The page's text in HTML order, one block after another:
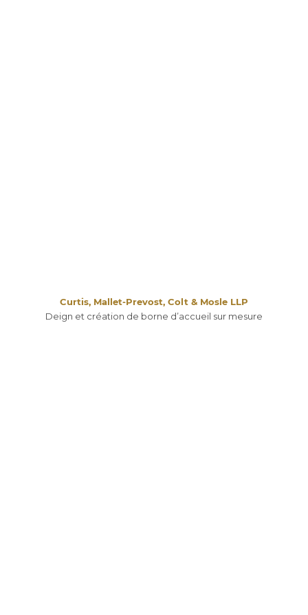
Curtis, Mallet-Prevost, Colt & Mosle LLP
Deign et création de borne d’accueil sur mesure